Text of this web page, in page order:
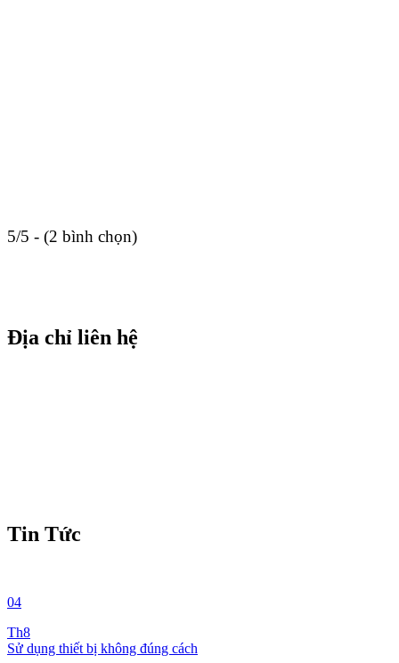
5/5 - (2 bình chọn)
Địa chỉ liên hệ
Tin Tức
04
Th8
Sử dụng thiết bị không đúng cách